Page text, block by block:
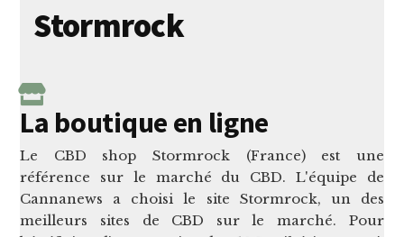
Stormrock
La boutique en ligne
Le CBD shop Stormrock (France) est une
référence sur le marché du CBD. L'équipe de
Cannanews a choisi le site Stormrock, un des
meilleurs sites de CBD sur le marché. Pour